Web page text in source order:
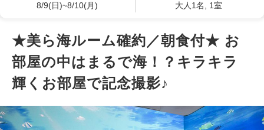
8/9(日)~8/10(月) 大人1名, 1室
★美ら海ルーム確約／朝食付★ お
部屋の中はまるで海！？キラキラ
輝くお部屋で記念撮影♪